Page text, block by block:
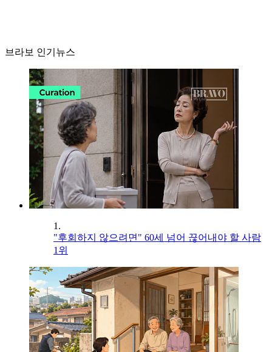
브라보 인기뉴스
1.
"후회하지 않으려면" 60세 넘어 끊어내야 할 사람
1위